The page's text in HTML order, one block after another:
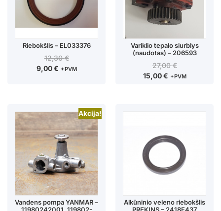
Riebokšlis – EL033376
12,30€
9,00€ +PVM
Variklio tepalo siurblys
(naudotas) – 206593
27,00€
15,00€ +PVM
Akcija!
Vandens pompa YANMAR –
Alkūninio veleno riebokšlis